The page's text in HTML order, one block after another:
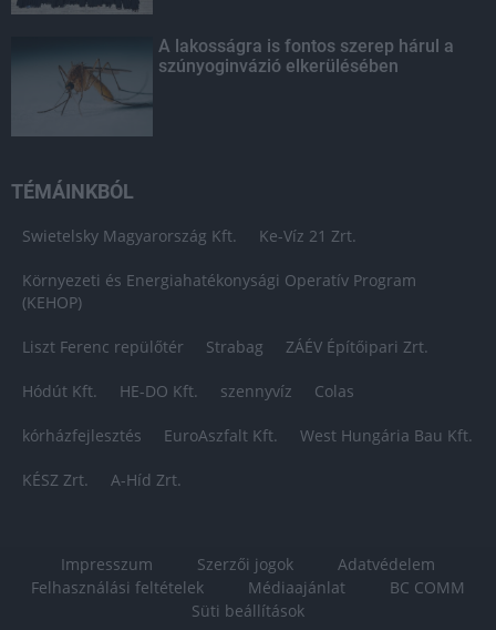
A lakosságra is fontos szerep hárul a
szúnyoginvázió elkerülésében
TÉMÁINKBÓL
Swietelsky Magyarország Kft. Ke-Víz 21 Zrt.
Környezeti és Energiahatékonysági Operatív Program
(KEHOP)
Liszt Ferenc repülőtér Strabag ZÁÉV Építőipari Zrt.
Hódút Kft. HE-DO Kft. szennyvíz Colas
kórházfejlesztés EuroAszfalt Kft. West Hungária Bau Kft.
KÉSZ Zrt. A-Híd Zrt.
Impresszum Szerzői jogok
Adatvédelem
Felhasználási feltételek
Médiaajánlat
BC COMM
Süti beállítások